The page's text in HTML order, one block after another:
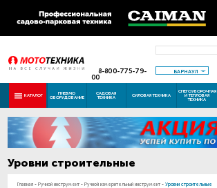
8-800-775-79-
00
БАРНАУЛ
КАТАЛОГ ПНЕВМО
ОБОРУДОВАНИЕ
САДОВАЯ
ТЕХНИКА СИЛОВАЯ ТЕХНИКА
СНЕГОУБОРОЧНАЯ
И ТЕПЛОВАЯ
ТЕХНИКА
Уровни строительные
Главная - Ручной инструмент - Ручной измерительный инструмент - Уровни строительные